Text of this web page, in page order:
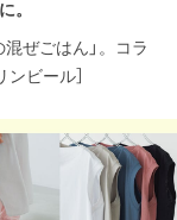
。
ぜごはん」。コラ
ビール］